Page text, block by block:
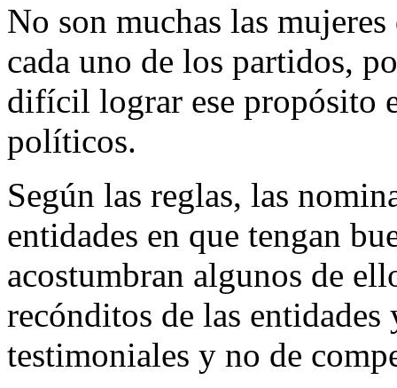
No son muchas las
cada uno de los partidos,
difícil lograr ese propósito
políticos.
Según las reglas, las
entidades en que tengan
acostumbran algunos de
recónditos de las
testimoniales y no de